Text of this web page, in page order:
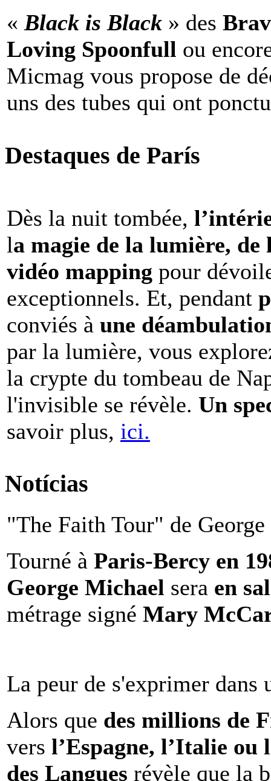
« Black is Black » des
Loving Spoonfull ou
Micmag vous propose de
uns des tubes qui ont
Destaques de París
Dès la nuit tombée,
la magie de la lumière,
vidéo mapping pour
exceptionnels. Et, pendant
conviés à une
par la lumière, vous
la crypte du tombeau de
l'invisible se révèle. Un
savoir plus, ici.
Notícias
"The Faith Tour" de
Tourné à Paris-Bercy en
George Michael sera en
métrage signé Mary
La peur de s'exprimer dans
Alors que des millions de
vers l’Espagne, l’Italie ou
des Langues révèle que la